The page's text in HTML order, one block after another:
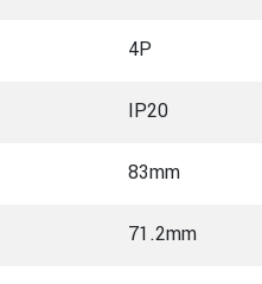
4P
IP20
83mm
71.2mm